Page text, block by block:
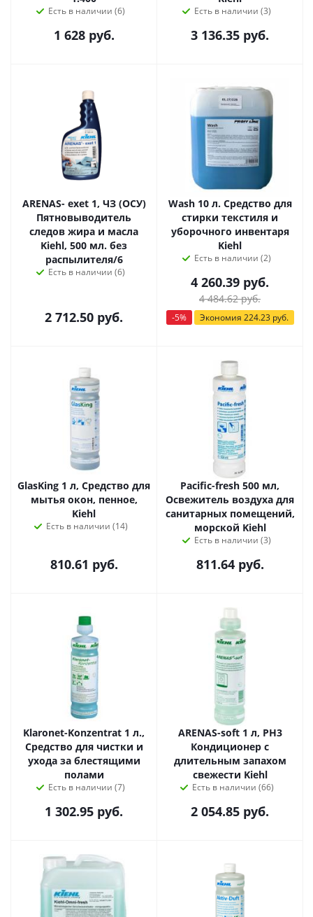
Есть в наличии (6)
1 628руб.
Есть в наличии (3)
3 136.35 руб.
ARENAS- exet 1, ЧЗ (ОСУ)
Пятновыводитель
следов жира и масла
Kiehl, 500 мл. без
распылителя/6
Есть в наличии (6)
2 712.50 руб.
Wash 10 л. Средство для
стирки текстиля и
уборочного инвентаря
Kiehl
Есть в наличии (2)
4 260.39 руб.
4 484.62руб.
-5% Экономия 224.23руб.
GlasKing 1 л, Средство для
мытья окон, пенное,
Kiehl
Есть в наличии (14)
810.61 руб.
Pacific-fresh 500 мл,
Освежитель воздуха для
санитарных помещений,
морской Kiehl
Есть в наличии (3)
811.64руб.
Klaronet-Konzentrat 1 л.,
Средство для чистки и
ухода за блестящими
полами
Есть в наличии (7)
1 302.95 руб.
ARENAS-soft 1 л, PH3
Кондиционер с
длительным запахом
свежести Kiehl
Есть в наличии (66)
2 054.85 руб.